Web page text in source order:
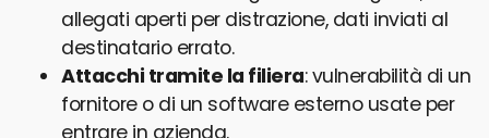
allegati aperti per distrazione, dati inviati al
destinatario errato.
Attacchi tramite la filiera: vulnerabilità di un
fornitore o di un software esterno usate per